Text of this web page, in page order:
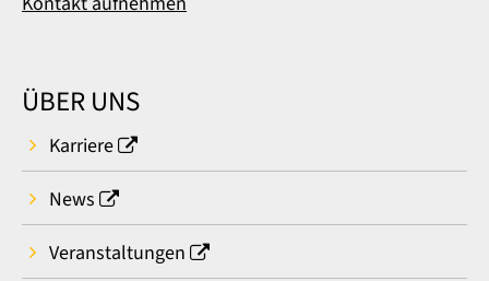
ÜBER UNS
Karriere
News
Veranstaltungen